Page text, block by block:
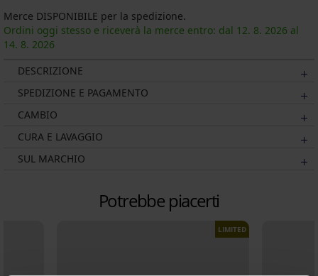
Merce DISPONIBILE per la spedizione.
Ordini oggi stesso e riceverà la merce entro: dal 12. 8. 2026 al
14. 8. 2026
DESCRIZIONE
SPEDIZIONE E PAGAMENTO
CAMBIO
CURA E LAVAGGIO
SUL MARCHIO
Potrebbe piacerti
LIMITED